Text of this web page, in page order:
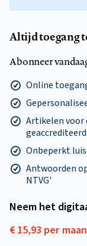
Altijd toegang
Abonneer
Online
Artikelen voor
Onbeperkt
Antwoorden
NTVG'
Neem het
€ 15,93 per